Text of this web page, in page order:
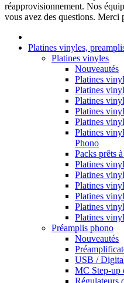
réapprovisionnement. Nos
vous avez des questions. Merci
Platines vinyles,
Platines vinyles
Nouveautés
Platines
Platines
Platines
Platines
Platines
Platines
Phono
Packs prêts
Platines
Platines
Platines
Platines
Platines
Platines
Préamplis phono
Nouveautés
USB /
MC Step-up
Régulateurs